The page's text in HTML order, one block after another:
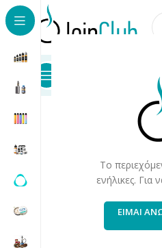
Το
ενήλικες. Για
ΕΙΜΑΙ
Καταστήματα